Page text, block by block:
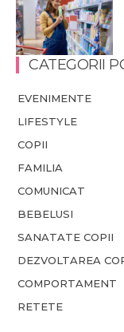
CATEGORII
EVENIMENTE
LIFESTYLE
COPII
FAMILIA
COMUNICAT
BEBELUSI
SANATATE COPII
DEZVOLTAREA
COMPORTAMENT
RETETE